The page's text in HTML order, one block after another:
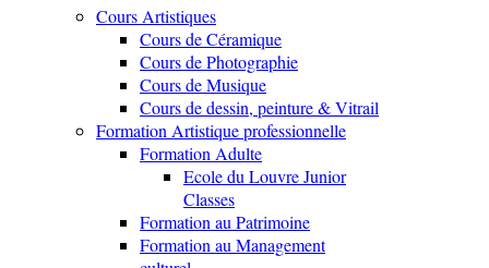
Cours Artistiques
Cours de Céramique
Cours de Photographie
Cours de Musique
Cours de dessin, peinture & Vitrail
Formation Artistique professionnelle
Formation Adulte
Ecole du Louvre Junior
Classes
Formation au Patrimoine
Formation au Management